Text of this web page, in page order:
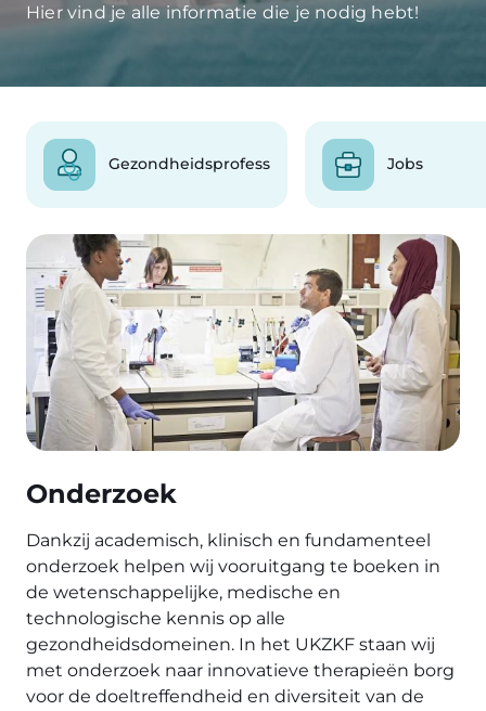
Hier vind je alle informatie die je nodig hebt!
Gezondheidsprofessionals Jobs
Onderzoek
Dankzij academisch, klinisch en fundamenteel
onderzoek helpen wij vooruitgang te boeken in
de wetenschappelijke, medische en
technologische kennis op alle
gezondheidsdomeinen. In het UKZKF staan wij
met onderzoek naar innovatieve therapieën borg
voor de doeltreffendheid en diversiteit van de